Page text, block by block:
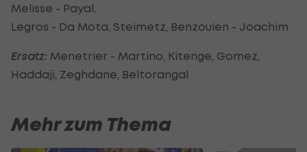
Melisse - Payal,
Legros - Da Mota, Steimetz, Benzouien - Joachim
Ersatz: Menetrier - Martino, Kitenge, Gomez,
Haddaji, Zeghdane, Beltorangal
Mehr zum Thema